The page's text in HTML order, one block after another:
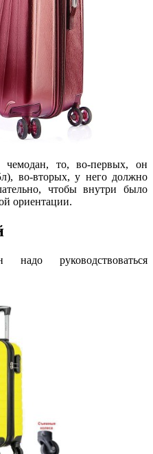
то, во-первых, он
во-вторых, у него должно
чтобы внутри было
ориентации.
руководствоваться